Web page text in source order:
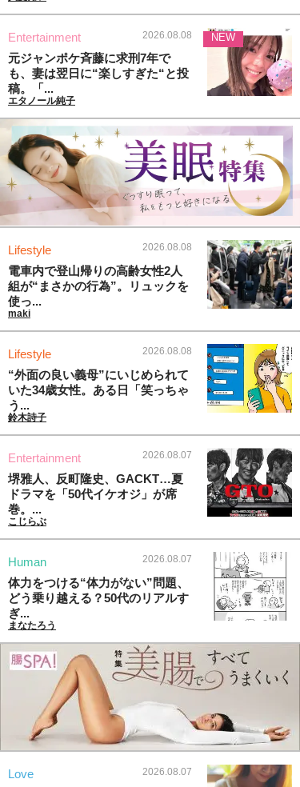
Entertainment 2026.08.08
元ジャンポケ斉藤に求刑7年で
も、妻は翌日に“楽しすぎた“と投
稿。「...
エタノール純子
NEW
Lifestyle 2026.08.08
電車内で登山帰りの高齢女性2人
組が“まさかの行為”。リュックを
使っ...
maki
Lifestyle 2026.08.08
“外面の良い義母”にいじめられて
いた34歳女性。ある日「笑っちゃ
う...
鈴木詩子
Entertainment 2026.08.07
堺雅人、反町隆史、GACKT…夏
ドラマを「50代イケオジ」が席
巻。...
こじらぶ
Human 2026.08.07
体力をつける“体力がない”問題、
どう乗り越える？50代のリアルす
ぎ...
まなたろう
Love 2026.08.07